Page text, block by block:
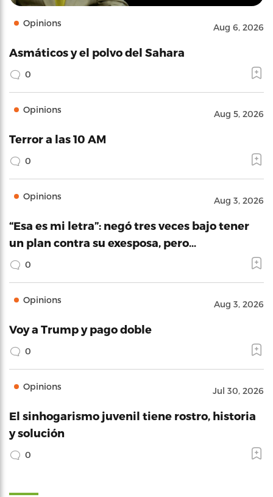
Opinions Aug 6, 2026
Asmáticos y el polvo del Sahara
0
Opinions Aug 5, 2026
Terror a las 10 AM
0
Opinions Aug 3, 2026
“Esa es mi letra”: negó tres veces bajo tener
un plan contra su exesposa, pero…
0
Opinions Aug 3, 2026
Voy a Trump y pago doble
0
Opinions Jul 30, 2026
El sinhogarismo juvenil tiene rostro, historia
y solución
0